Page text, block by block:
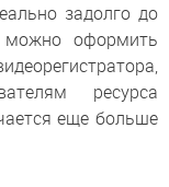
задолго до
можно оформить
ресурса
еще больше